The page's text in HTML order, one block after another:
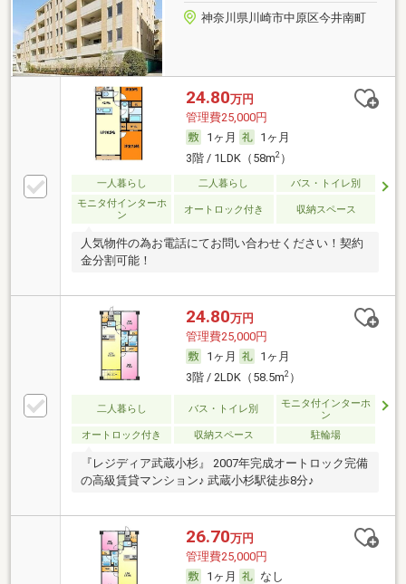
神奈川県川崎市中原区今井南町
24.80万円
管理費25,000円
1ヶ月
1ヶ月
3階 / 1LDK（58m2）
一人暮らし 二人暮らし
バス・トイレ別
モニタ付インターホ
ン
オートロック付き 収納スペース
人気物件の為お電話にてお問い合わせください！契約
金分割可能！
24.80万円
管理費25,000円
1ヶ月
1ヶ月
3階 / 2LDK（58.5m2）
二人暮らし バス・トイレ別
モニタ付インターホ
ン
オートロック付き
収納スペース 駐輪場
『レジディア武蔵小杉』 2007年完成オートロック完備
の高級賃貸マンション♪ 武蔵小杉駅徒歩8分♪
26.70万円
管理費25,000円
1ヶ月
なし